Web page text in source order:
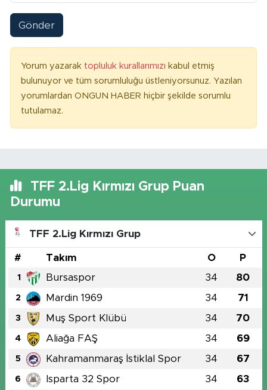
Gönder
Yorum yazarak topluluk kurallarımızı kabul etmiş
bulunuyor ve tüm sorumluluğu üstleniyorsunuz. Yazılan
yorumlardan ONGUN HABER hiçbir şekilde sorumlu
tutulamaz.
TFF 2.Lig Kırmızı Grup Puan
Durumu
TFF 2.Lig Kırmızı Grup
# Takım O P
1 Bursaspor 34 80
2 Mardin 1969 34 71
3 Muş Sport Klübü 34 70
4 Aliağa FAŞ 34 69
5 Kahramanmaraş İstiklal Spor 34 67
6 Isparta 32 Spor 34 63